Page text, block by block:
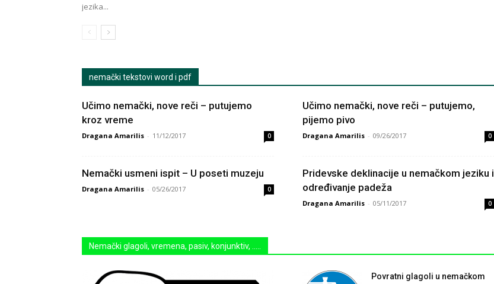
jezika...
nemački tekstovi word i pdf
Učimo nemački, nove reči – putujemo
kroz vreme
Dragana Amarilis - 11/12/2017 0
Učimo nemački, nove reči – putujemo,
pijemo pivo
Dragana Amarilis - 09/26/2017 0
Nemački usmeni ispit – U poseti muzeju
Dragana Amarilis - 05/26/2017 0
Pridevske deklinacije u nemačkom jeziku i
određivanje padeža
Dragana Amarilis - 05/11/2017 0
Nemački glagoli, vremena, pasiv, konjunktiv, .....
Povratni glagoli u nemačkom